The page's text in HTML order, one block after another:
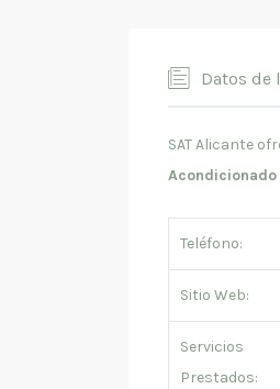
Datos de
SAT Alicante
Teléfono:
Sitio Web:
Servicios
Prestados: